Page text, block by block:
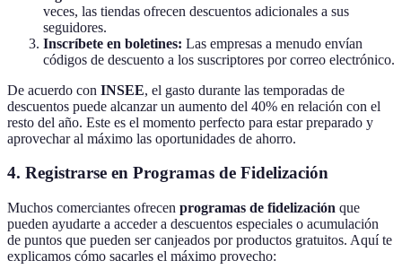
veces, las tiendas ofrecen descuentos adicionales a sus
seguidores.
Inscríbete en boletines: Las empresas a menudo envían
códigos de descuento a los suscriptores por correo electrónico.
De acuerdo con INSEE, el gasto durante las temporadas de
descuentos puede alcanzar un aumento del 40% en relación con el
resto del año. Este es el momento perfecto para estar preparado y
aprovechar al máximo las oportunidades de ahorro.
4. Registrarse en Programas de Fidelización
Muchos comerciantes ofrecen programas de fidelización que
pueden ayudarte a acceder a descuentos especiales o acumulación
de puntos que pueden ser canjeados por productos gratuitos. Aquí te
explicamos cómo sacarles el máximo provecho: